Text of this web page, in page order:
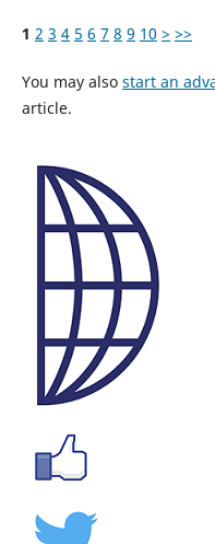
1 2 3 4 5 6 7 8 9 10 > >>
You may also start an
article.